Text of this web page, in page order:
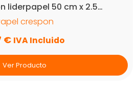
liderpapel 50 cm x 2.5…
crespon
€ IVA Incluido
Ver Producto